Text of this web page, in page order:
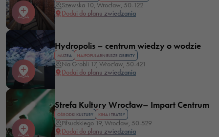
Szewska 10, Wrocław, 50-122
Dodaj do planu zwiedzania
Hydropolis – centrum wiedzy o wodzie
MUZEA NAJPOPULARNIEJSZE OBIEKTY
Na Grobli 17, Wrocław, 50-421
Dodaj do planu zwiedzania
Strefa Kultury Wrocław– Impart Centrum
OŚRODKI KULTURY KINA I TEATRY
Piłsudskiego 19, Wrocław, 50-529
Dodaj do planu zwiedzania